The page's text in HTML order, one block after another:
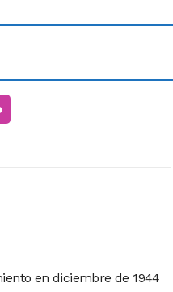
en diciembre de 1944